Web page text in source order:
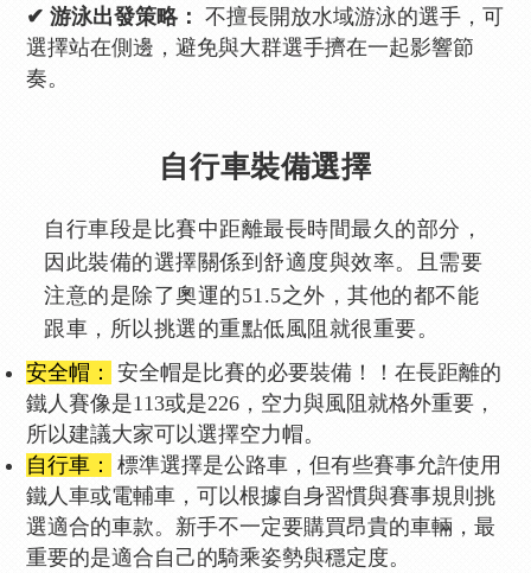
✔ 游泳出發策略： 不擅長開放水域游泳的選手，可
選擇站在側邊，避免與大群選手擠在一起影響節
奏。
自行車裝備選擇
自行車段是比賽中距離最長時間最久的部分，
因此裝備的選擇關係到舒適度與效率。且需要
注意的是除了奧運的51.5之外，其他的都不能
跟車，所以挑選的重點低風阻就很重要。
安全帽：
安全帽是比賽的必要裝備！！在長距離的
鐵人賽像是113或是226，空力與風阻就格外重要，
所以建議大家可以選擇空力帽。
自行車：
標準選擇是公路車，但有些賽事允許使用
鐵人車或電輔車，可以根據自身習慣與賽事規則挑
選適合的車款。新手不一定要購買昂貴的車輛，最
重要的是適合自己的騎乘姿勢與穩定度。